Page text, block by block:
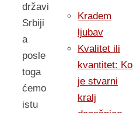
državi
Srbiji
a
posle
toga
ćemo
istu
Kradem
ljubav
Kvalitet ili
kvantitet: Ko
je stvarni
kralj